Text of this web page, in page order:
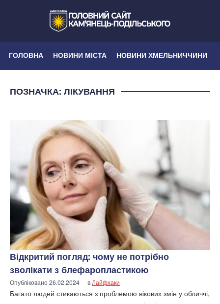
ГОЛОВНА НОВИНИ МІСТА НОВИНИ ХМЕЛЬНИЧЧИНИ
ПОЗНАЧКА: ЛІКУВАННЯ
Відкритий погляд: чому не потрібно
зволікати з блефаропластикою
Опубліковано26.02.2024 в Лайфхаки
Багато людей стикаються з проблемою вікових змін у обличчі,